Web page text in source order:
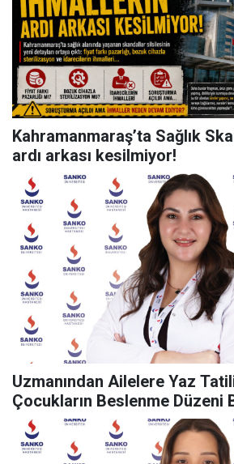
Kahramanmaraş’ta Sağlık
ardı arkası kesilmiyor!
Uzmanından Ailelere Yaz Tatili
Çocukların Beslenme Düzeni